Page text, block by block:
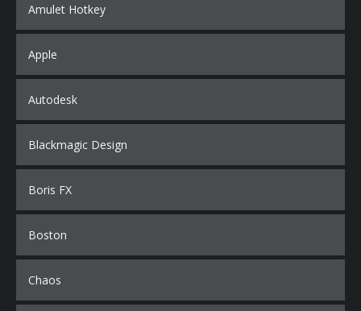
Amulet Hotkey
Apple
Autodesk
Blackmagic Design
Boris FX
Boston
Chaos